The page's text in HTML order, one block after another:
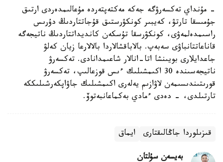
- مۇنداي تەكسەرۋگە جەكە مەكتەپتەردە مۇعالىمدەردى ارتىق
جۇمىسقا تارتۋ، كەيبىر كونكۋرستىق قۇجاتتاردىڭ دۇرىس
راسىمدەلمەۋى، كونكۋرسقا تۇسكەن كانديداتتاردىڭ ناتيجەگە
قاناعاتتانباۋى سەبەپ. بالاباقشالاردا بالالارعا زيان كەلۋ
جاعدايلارى بويىنشا اتا-انالار شاعىمدانادى. تەكسەرۋ
ناتيجەسىندە 30 اكىمشىلىك ءىس قوزعالىپ، تەكسەرۋ
قورىتىندىسىمەن لاۋازىم يەلەرى اكىمشىلىك جاۋاپكەرشىلىككە
تارتىلدى، - دەدى ءمادي بەكماعانبەتوۆ.
قىزىلوردا جاڭالىقتارى ايماق
بەيسەن سۇلتان